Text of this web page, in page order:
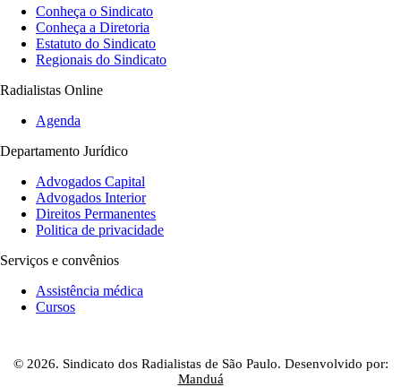
Conheça o Sindicato
Conheça a Diretoria
Estatuto do Sindicato
Regionais do Sindicato
Radialistas Online
Agenda
Departamento Jurídico
Advogados Capital
Advogados Interior
Direitos Permanentes
Politica de privacidade
Serviços e convênios
Assistência médica
Cursos
© 2026. Sindicato dos Radialistas de São Paulo. Desenvolvido por:
Manduá